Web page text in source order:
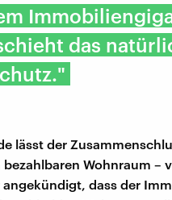
das
lässt der
Wohnraum –
dass der